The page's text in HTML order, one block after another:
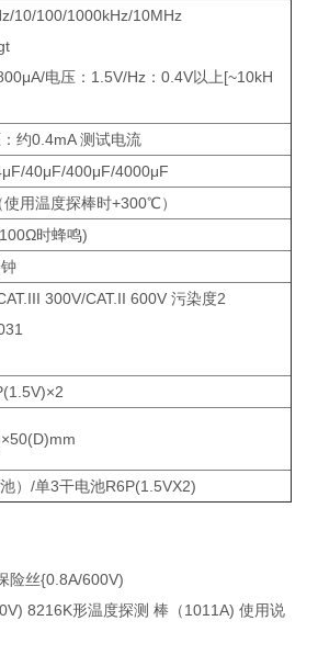
10/100/1000kHz/10MHz
电压：1.5V/Hz：0.4V以上[~10kH
约0.4mA 测试电流
40μF/400μF/4000μF
用温度探棒时+300℃）
时蜂鸣)
300V/CAT.II 600V 污染度2
）/单3干电池R6P(1.5VX2)
险丝{0.8A/600V)
8216K形温度探测 棒（1011A) 使用说